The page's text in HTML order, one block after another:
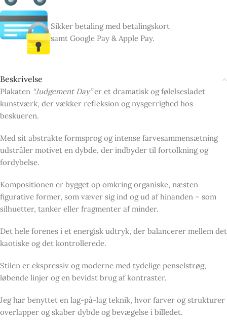
Sikker betaling med betalingskort
samt Google Pay & Apple Pay.
Beskrivelse
Plakaten “Judgement Day”er et dramatisk og følelsesladet
kunstværk, der vækker refleksion og nysgerrighed hos
beskueren.
Med sit abstrakte formsprog og intense farvesammensætning
udstråler motivet en dybde, der indbyder til fortolkning og
fordybelse.
Kompositionen er bygget op omkring organiske, næsten
figurative former, som væver sig ind og ud af hinanden – som
silhuetter, tanker eller fragmenter af minder.
Det hele forenes i et energisk udtryk, der balancerer mellem det
kaotiske og det kontrollerede.
Stilen er ekspressiv og moderne med tydelige penselstrøg,
løbende linjer og en bevidst brug af kontraster.
Jeg har benyttet en lag-på-lag teknik, hvor farver og strukturer
overlapper og skaber dybde og bevægelse i billedet.